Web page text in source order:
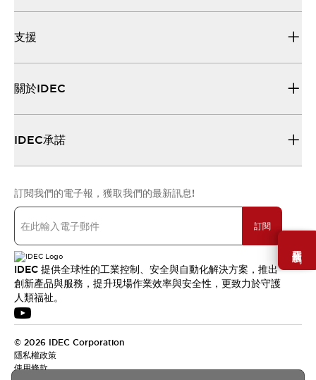
需要幫助嗎？
支援
關於IDEC
IDEC承諾
訂閱我們的電子報，獲取我們的最新訊息!
訂閱
IDEC 提供全球性的工業控制、安全與自動化解決方案，推出
創新產品與服務，提升現場作業效率與安全性，更致力於守護
人類福祉。
© 2026 IDEC Corporation
隱私權政策
使用條款